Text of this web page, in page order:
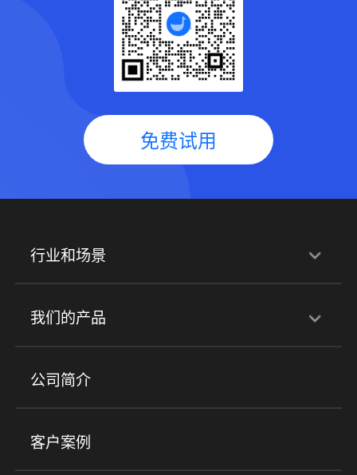
免费试用
行业和场景
行业解决方案
培训机构 职业技能培训 兴趣培训
金融行业
我们的产品
产品
小程序商城 ERP 企微SCRM
社群圈子
公司简介
客户案例